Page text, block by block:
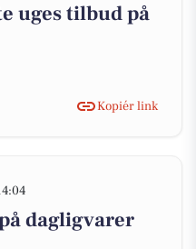
uges tilbud på
Kopiér link
dagligvarer